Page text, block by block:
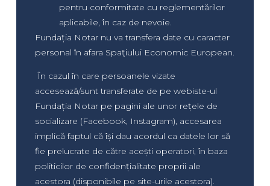
pentru conformitate cu reglementărilor
aplicabile, în caz de nevoie.
Fundația Notar nu va transfera date cu caracter
personal în afara Spaţiului Economic European.
În cazul în care persoanele vizate
accesează/sunt transferate de pe webiste-ul
Fundația Notar pe pagini ale unor rețele de
socializare (Facebook, Instagram), accesarea
implică faptul că își dau acordul ca datele lor să
fie prelucrate de către acești operatori, în baza
politicilor de confidențialitate proprii ale
acestora (disponibile pe site-urile acestora).